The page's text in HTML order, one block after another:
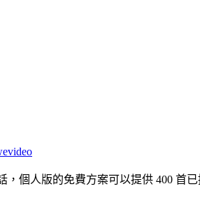
，個人版的免費方案可以提供 400